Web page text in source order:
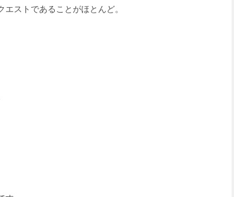
ストであることがほとんど。